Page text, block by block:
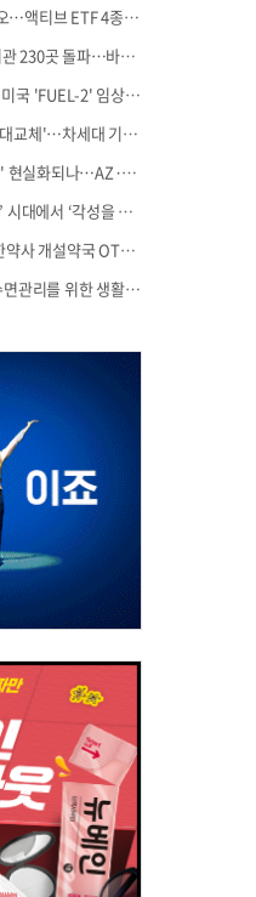
여의도가 담은 바이오…액티브 ETF 4종의 선택은
첨단재생의료실시기관 230곳 돌파…바이오 새 시장 꿈틀
메지온 "폰탄치료제 미국 'FUEL-2' 임상 프로토콜 영국 승인"
황반변성 치료제 '세대교체'…차세대 기전 경쟁 본격화
'4000억달러 메가딜' 현실화되나…AZ·BMS 합병설에 글로벌 제약업계 촉각
잠을 ‘강제로 재우는’ 시대에서 ‘각성을 낮추는’ 시대로
한약사회 "복지부, 한약사 개설약국 OTC 공급 방해 더는 방관 말아야"
[생활요법] 건강한 수면관리를 위한 생활요법